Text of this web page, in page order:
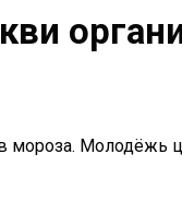
мороза. Молодёжь